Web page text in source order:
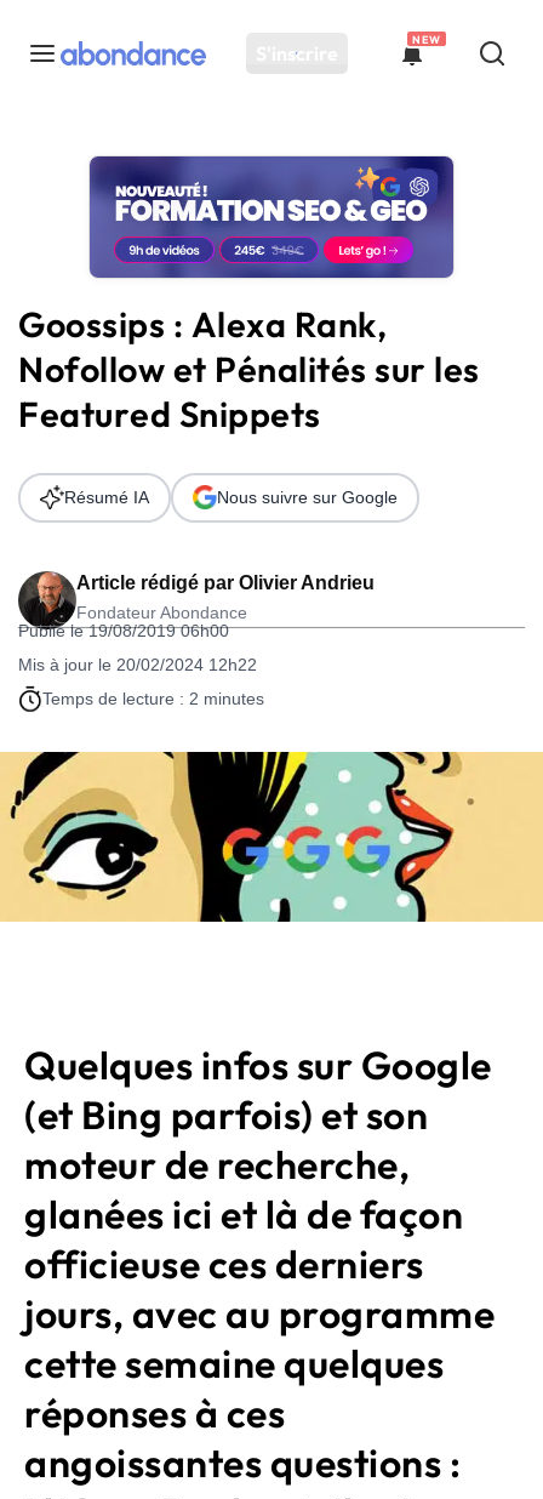
S'inscrire
NEW
Toutes les actus
Actus SEO
Plateforme
Solutions
Ressources
Audit SEO
Goossips : Alexa Rank,
Nofollow et Pénalités sur les
Featured Snippets
Article rédigé par Olivier Andrieu
Fondateur Abondance
Publié le 19/08/2019 06h00
Mis à jour le 20/02/2024 12h22
Temps de lecture : 2 minutes
Résumé IA Nous suivre sur Google
Quelques infos sur Google
(et Bing parfois) et son
moteur de recherche,
glanées ici et là de façon
officieuse ces derniers
jours, avec au programme
cette semaine quelques
réponses à ces
angoissantes questions :